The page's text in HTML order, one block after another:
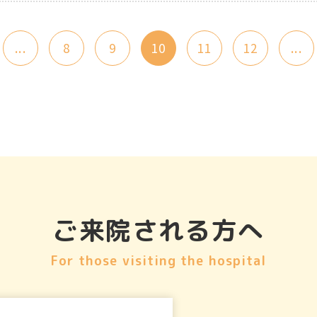
... 8 9 10 11 12 ...
ご来院される方へ
For those visiting the hospital